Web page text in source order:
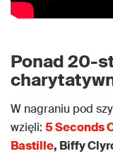
Ponad 20-
W nagraniu pod
wzięli: 5 Seconds
Bastille, Biffy